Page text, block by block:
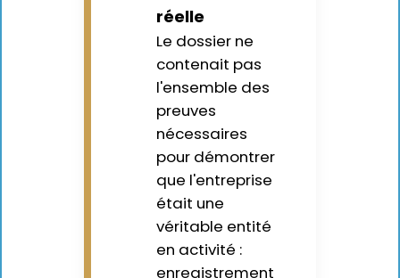
réelle
Le dossier ne
contenait pas
l'ensemble des
preuves
nécessaires
pour démontrer
que l'entreprise
était une
véritable entité
en activité :
enregistrement